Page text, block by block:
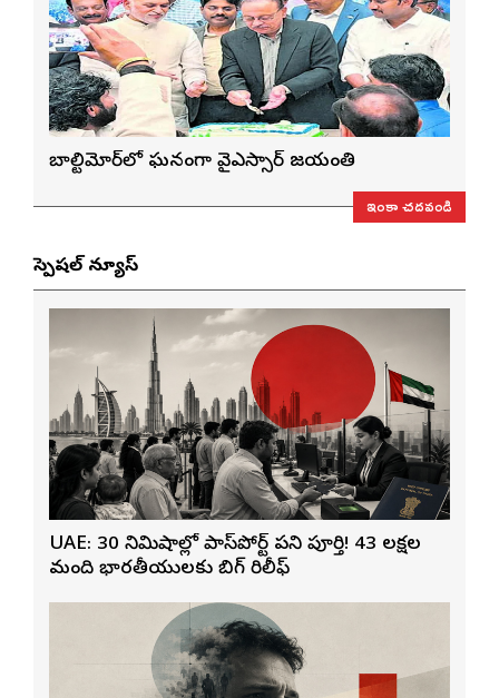
బాల్టిమోర్‌లో ఘనంగా వైఎస్సార్‌ జయంతి
ఇంకా చదవండి
స్పెషల్ న్యూస్
UAE: 30 నిమిషాల్లో పాస్‌పోర్ట్ పని పూర్తి! 43 లక్షల
మంది భారతీయులకు బిగ్ రిలీఫ్